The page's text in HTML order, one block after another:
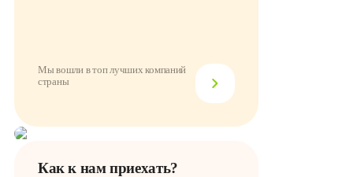
Мы вошли в топ лучших компаний
страны
Как к нам приехать?